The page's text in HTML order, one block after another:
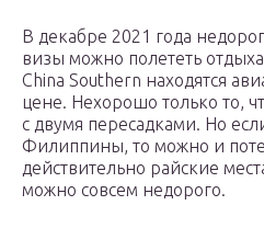
В декабре 2021 года
визы можно полететь
China Southern находятся
цене. Нехорошо только то,
с двумя пересадками. Но
Филиппины, то можно и
действительно райские
можно совсем недорого.